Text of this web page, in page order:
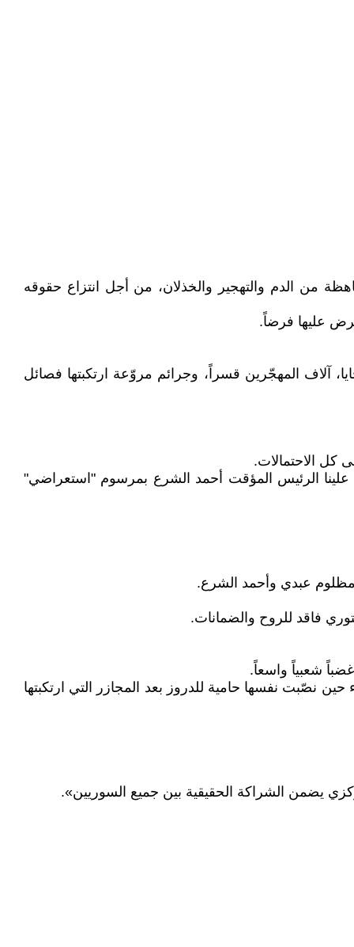
من الدم والتهجير والخذلان، من أجل انتزاع حقوقه
عليها فرضاً.
آلاف المهجّرين قسراً، وجرائم مروّعة ارتكبتها فصائل
الاحتمالات.
الرئيس المؤقت أحمد الشرع بمرسوم "استعراضي"
مظلوم عبدي وأحمد الشرع.
فاقد للروح والضمانات.
شعبياً واسعاً.
نصّبت نفسها حامية للدروز بعد المجازر التي ارتكبتها
يضمن الشراكة الحقيقية بين جميع السوريين».